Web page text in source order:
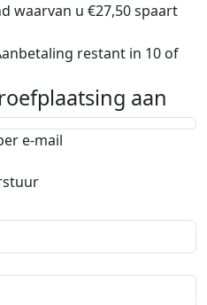
waarvan u €27,50 spaart
restant in 10 of
aan
e-mail